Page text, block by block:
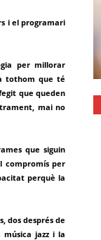
i el programari
per millorar
tothom que té
que queden
mai no
que siguin
compromís per
perquè la
dos després de
jazz i la